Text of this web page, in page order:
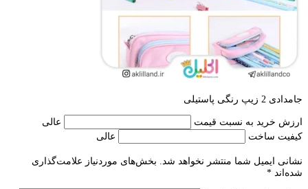
جامدادی 2 زیپ رنگی پاستیلی
ارزش خرید به نسبت قیمت
عالی
کیفیت ساخت
عالی
نشانی ایمیل شما منتشر نخواهد شد.
بخش‌های موردنیاز علامت‌گذاری
شده‌اند *